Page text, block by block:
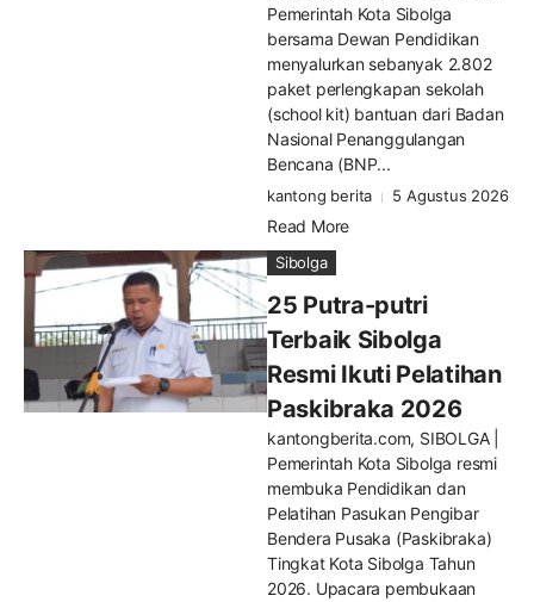
Pemerintah Kota Sibolga
bersama Dewan Pendidikan
menyalurkan sebanyak 2.802
paket perlengkapan sekolah
(school kit) bantuan dari Badan
Nasional Penanggulangan
Bencana (BNP...
kantong berita 5 Agustus 2026
Read More
Sibolga
25 Putra-putri
Terbaik Sibolga
Resmi Ikuti Pelatihan
Paskibraka 2026
kantongberita.com, SIBOLGA |
Pemerintah Kota Sibolga resmi
membuka Pendidikan dan
Pelatihan Pasukan Pengibar
Bendera Pusaka (Paskibraka)
Tingkat Kota Sibolga Tahun
2026. Upacara pembukaan